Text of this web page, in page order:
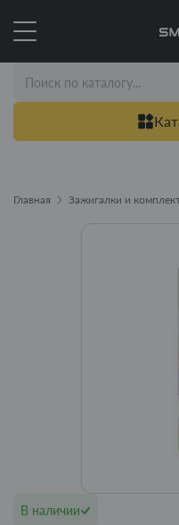
Главная Зажигалки и
В наличии